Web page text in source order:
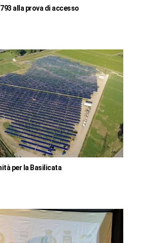
alla prova di accesso
per la Basilicata